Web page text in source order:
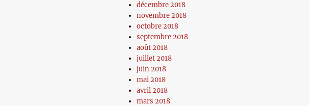
décembre 2018
novembre 2018
octobre 2018
septembre 2018
août 2018
juillet 2018
juin 2018
mai 2018
avril 2018
mars 2018